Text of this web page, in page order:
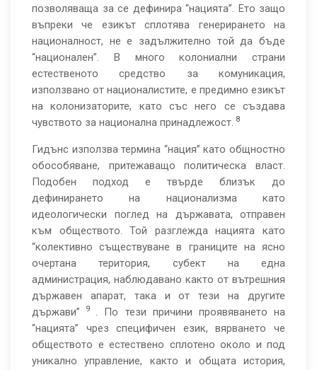
позволяваща за се дефинира “нацията”. Ето защо
въпреки че езикът сплотява генерирането на
националност, не е задължително той да бъде
“национален”. В много колониални страни
естественото средство за комуникация,
използвано от националистите, е предимно езикът
на колонизаторите, като със него се създава
чувството за национална принадлежост. 8
Гидънс използва термина “нация” като общностно
обособяване, притежаващо политическа власт.
Подобен подход е твърде близък до
дефинирането на национализма като
идеологически поглед на държавата, отправен
към обществото. Той разглежда нацията като
“колективно съществуване в границите на ясно
очертана територия, субект на една
администрация, наблюдавано както от вътрешния
държавен апарат, така и от тези на другите
държави” 9 . По тези причини проявяването на
“нацията” чрез специфичен език, вярването че
обществото е естествено сплотено около и под
уникално управление, както и общата история,